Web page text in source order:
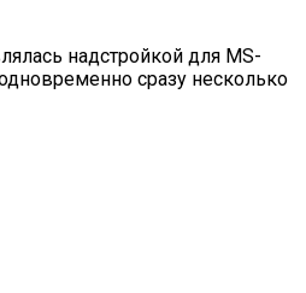
надстройкой для MS-
сразу несколько